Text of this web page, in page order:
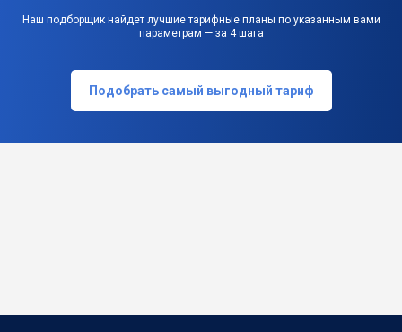
Наш подборщик найдет лучшие тарифные планы по указанным вами
параметрам — за 4 шага
Подобрать самый выгодный тариф